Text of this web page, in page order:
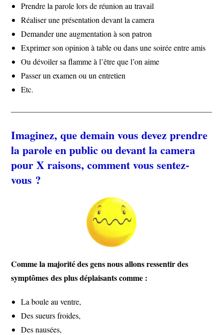
Prendre la parole lors de réunion au travail
Réaliser une présentation devant la camera
Demander une augmentation à son patron
Exprimer son opinion à table ou dans une soirée entre amis
Ou dévoiler sa flamme à l’être que l’on aime
Passer un examen ou un entretien
Etc.
Imaginez, que demain vous devez prendre
la parole en public ou devant la camera
pour X raisons, comment vous sentez-
vous ?
Comme la majorité des gens nous allons ressentir des
symptômes des plus déplaisants comme :
La boule au ventre,
Des sueurs froides,
Des nausées,